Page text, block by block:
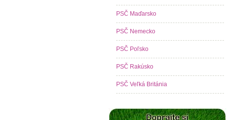
PSČ Maďarsko
PSČ Nemecko
PSČ Poľsko
PSČ Rakúsko
PSČ Veľká Británia